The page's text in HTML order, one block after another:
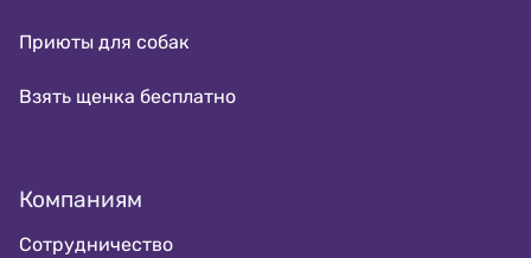
Приюты для собак
Взять щенка бесплатно
Компаниям
Сотрудничество